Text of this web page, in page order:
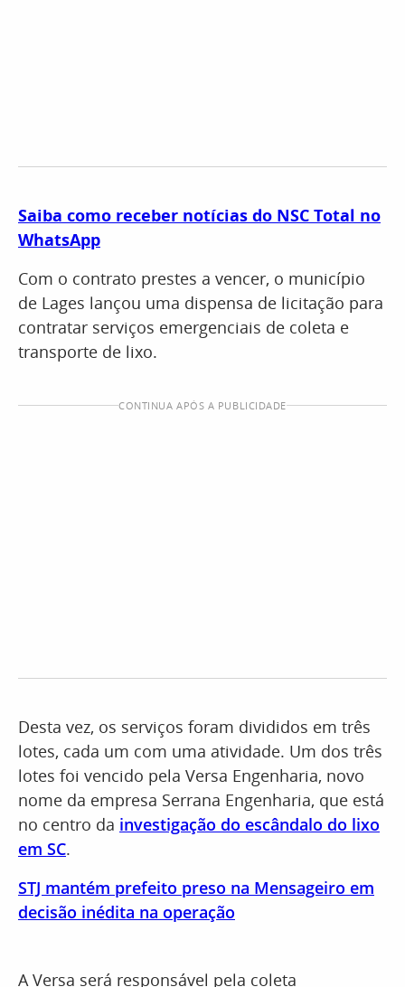
Saiba como receber notícias do NSC Total no
WhatsApp
Com o contrato prestes a vencer, o município
de Lages lançou uma dispensa de licitação para
contratar serviços emergenciais de coleta e
transporte de lixo.
CONTINUA APÓS A PUBLICIDADE
Desta vez, os serviços foram divididos em três
lotes, cada um com uma atividade. Um dos três
lotes foi vencido pela Versa Engenharia, novo
nome da empresa Serrana Engenharia, que está
no centro da investigação do escândalo do lixo
em SC.
STJ mantém prefeito preso na Mensageiro em
decisão inédita na operação
A Versa será responsável pela coleta